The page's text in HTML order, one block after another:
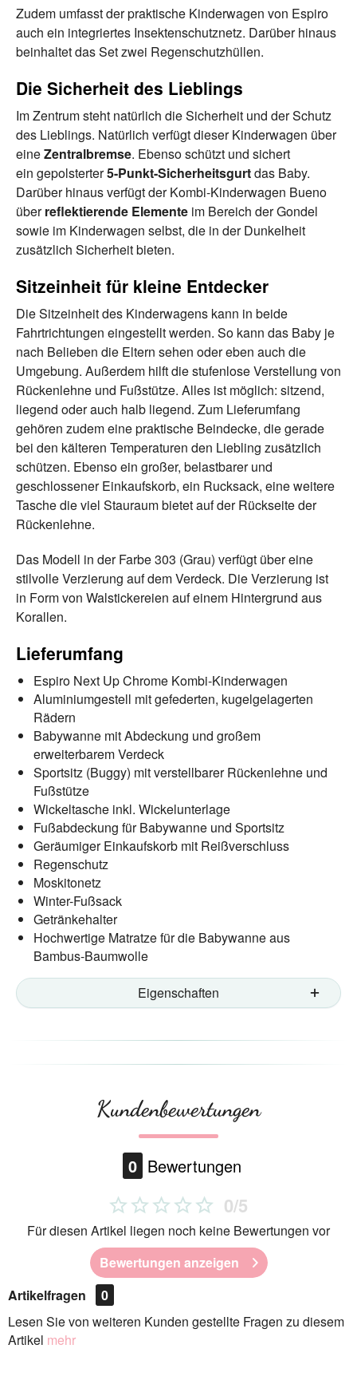
Zudem umfasst der praktische Kinderwagen von Espiro
auch ein integriertes Insektenschutznetz. Darüber hinaus
beinhaltet das Set zwei Regenschutzhüllen.
Die Sicherheit des Lieblings
Im Zentrum steht natürlich die Sicherheit und der Schutz
des Lieblings. Natürlich verfügt dieser Kinderwagen über
eineZentralbremse. Ebenso schützt und sichert
ein gepolsterter5-Punkt-Sicherheitsgurtdas Baby.
Darüber hinaus verfügt der Kombi-Kinderwagen Bueno
überreflektierende Elemente im Bereich der Gondel
sowie im Kinderwagen selbst, die in der Dunkelheit
zusätzlich Sicherheit bieten.
Sitzeinheit für kleine Entdecker
Die Sitzeinheit des Kinderwagens kann in beide
Fahrtrichtungen eingestellt werden. So kann das Baby je
nach Belieben die Eltern sehen oder eben auch die
Umgebung. Außerdem hilft die stufenlose Verstellung von
Rückenlehne und Fußstütze. Alles ist möglich: sitzend,
liegend oder auch halb liegend. Zum Lieferumfang
gehören zudem eine praktische Beindecke, die gerade
bei den kälteren Temperaturen den Liebling zusätzlich
schützen. Ebenso ein großer, belastbarer und
geschlossener Einkaufskorb, ein Rucksack, eine weitere
Tasche die viel Stauraum bietet auf der Rückseite der
Rückenlehne.
Das Modell in der Farbe 303 (Grau) verfügt über eine
stilvolle Verzierung auf dem Verdeck. Die Verzierung ist
in Form von Walstickereien auf einem Hintergrund aus
Korallen.
Lieferumfang
Espiro Next Up Chrome Kombi-Kinderwagen
Aluminiumgestell mit gefederten, kugelgelagerten
Rädern
Babywanne mit Abdeckung und großem
erweiterbarem Verdeck
Sportsitz (Buggy) mit verstellbarer Rückenlehne und
Fußstütze
Wickeltasche inkl. Wickelunterlage
Fußabdeckung für Babywanne und Sportsitz
Geräumiger Einkaufskorb mit Reißverschluss
Regenschutz
Moskitonetz
Winter-Fußsack
Getränkehalter
Hochwertige Matratze für die Babywanne aus
Bambus-Baumwolle
Eigenschaften
Kundenbewertungen
0 Bewertungen
0/5
Für diesen Artikel liegen noch keine Bewertungen vor
Bewertungen anzeigen
Artikelfragen
0
Lesen Sie von weiteren Kunden gestellte Fragen zu diesem
Artikel mehr